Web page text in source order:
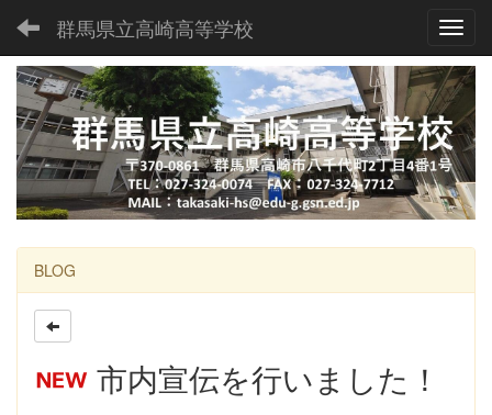
群馬県立高崎高等学校
BLOG
市内宣伝を行いました！